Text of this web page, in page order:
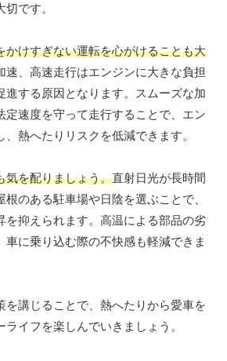
です。
かけすぎない運転を心がけることも大
速、高速走行はエンジンに大きな負担
進する原因となります。スムーズな加
定速度を守って走行することで、エン
熱へたりリスクを低減できます。
気を配りましょう。直射日光が長時間
のある駐車場や日陰を選ぶことで、
を抑えられます。高温による部品の劣
車に乗り込む際の不快感も軽減できま
を講じることで、熱へたりから愛車を
イフを楽しんでいきましょう。